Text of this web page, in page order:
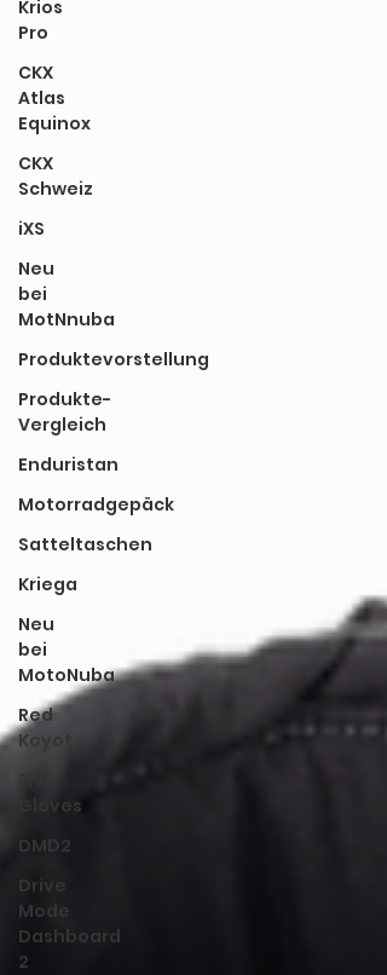
Krios
Pro
CKX
Atlas
Equinox
CKX
Schweiz
iXS
Neu
bei
MotNnuba
Produktevorstellung
Produkte-
Vergleich
Enduristan
Motorradgepäck
Satteltaschen
Kriega
Neu
bei
MotoNuba
Red
Koyot
Gloves
DMD2
Drive
Mode
Dashboard
2